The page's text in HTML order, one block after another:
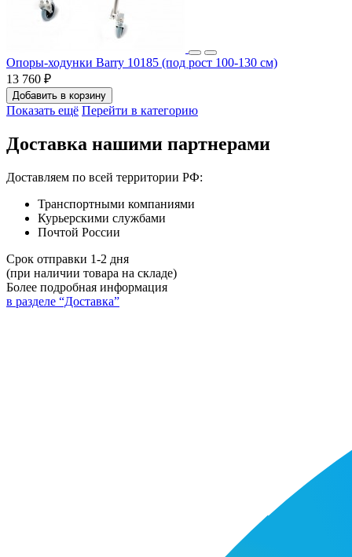
Опоры-ходунки Barry 10185 (под рост 100-130 см)
13 760 ₽
Добавить в корзину
Показать ещё Перейти в категорию
Доставка нашими партнерами
Доставляем по всей территории РФ:
Транспортными компаниями
Курьерскими службами
Почтой России
Срок отправки 1-2 дня
(при наличии товара на складе)
Более подробная информация
в разделе “Доставка”